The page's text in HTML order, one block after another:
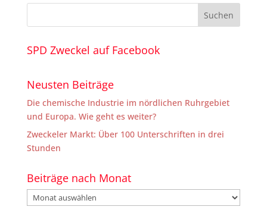
SPD Zweckel auf Facebook
Neusten Beiträge
Die chemische Industrie im nördlichen Ruhrgebiet
und Europa. Wie geht es weiter?
Zweckeler Markt: Über 100 Unterschriften in drei
Stunden
Beiträge nach Monat
Beiträge
nach